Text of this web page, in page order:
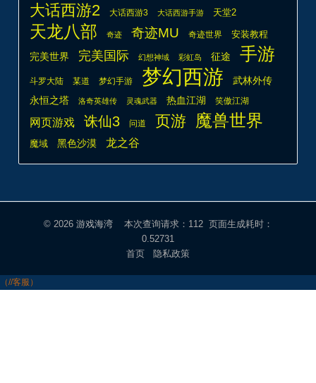
大话西游2 大话西游3 大话西游手游 天堂2
天龙八部 奇迹 奇迹MU 奇迹世界 安装教程
完美世界 完美国际 幻想神域 彩虹岛 征途 手游
斗罗大陆 某道 梦幻手游 梦幻西游
武林外传
永恒之塔
洛奇英雄传 灵魂武器 热血江湖 笑傲江湖
网页游戏 诛仙3 问道 页游 魔兽世界
魔域 黑色沙漠 龙之谷
© 2026 游戏海湾本次查询请求：112 页面生成耗时：
0.52731
首页
隐私政策
（//客服）